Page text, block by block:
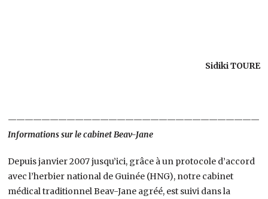
Sidiki TOURE
——————————————————————————————-
Informations sur le cabinet Beav-Jane
Depuis janvier 2007 jusqu’ici, grâce à un protocole d’accord
avec l’herbier national de Guinée (HNG), notre cabinet
médical traditionnel Beav-Jane agréé, est suivi dans la